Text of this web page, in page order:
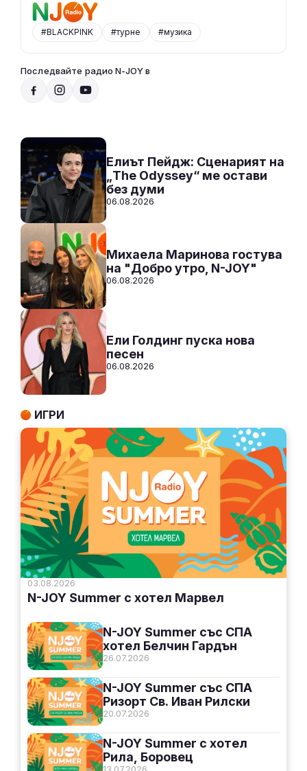
#BLACKPINK #турне #музика
Последвайте радио N-JOY в
СЛУШАЙ
14:00 - 17:00
Елиът Пейдж: Сценарият на
„The Odyssey“ ме остави
без думи
06.08.2026
Михаела Маринова гостува
на "Добро утро, N-JOY"
06.08.2026
Ели Голдинг пуска нова
песен
06.08.2026
ИГРИ
03.08.2026
N-JOY Summer с хотел Марвел
26.07.2026
N-JOY Summer със СПА
хотел Белчин Гардън
20.07.2026
N-JOY Summer със СПА
Ризорт Св. Иван Рилски
N-JOY Summer с хотел
Рила, Боровец